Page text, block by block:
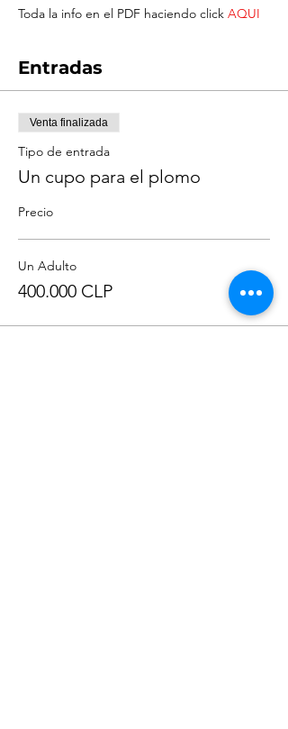
Toda la info en el PDF haciendo click AQUI
Entradas
Venta finalizada
Tipo de entrada
Un cupo para el plomo
Precio
Un Adulto
400.000 CLP